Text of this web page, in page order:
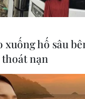
lực phẫu thuật
Bệnh viện K
công 30 ngư dân
trên vùng biển
xuống hố sâu
nạn